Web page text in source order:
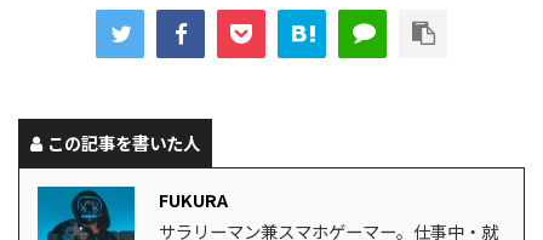
この記事を書いた人
FUKURA
サラリーマン兼スマホゲーマー。仕事中・就